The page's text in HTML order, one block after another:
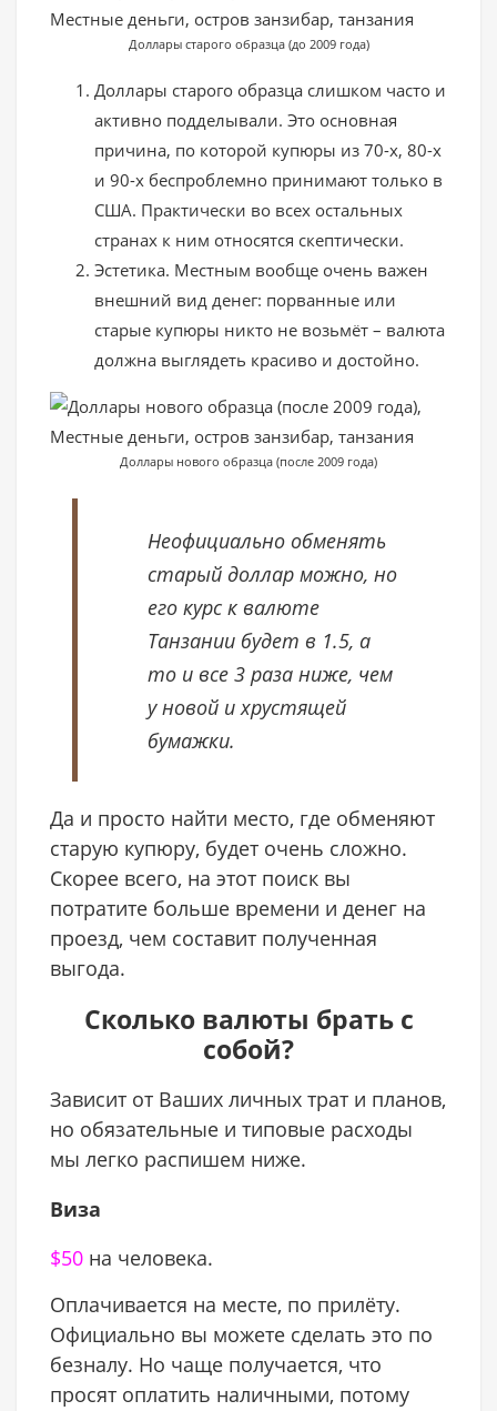
Доллары старого образца (до 2009 года)
Доллары старого образца слишком часто и
активно подделывали. Это основная
причина, по которой купюры из 70-х, 80-х
и 90-х беспроблемно принимают только в
США. Практически во всех остальных
странах к ним относятся скептически.
Эстетика. Местным вообще очень важен
внешний вид денег: порванные или
старые купюры никто не возьмёт – валюта
должна выглядеть красиво и достойно.
Доллары нового образца (после 2009 года)
Неофициально обменять
старый доллар можно, но
его курс к валюте
Танзании будет в 1.5, а
то и все 3 раза ниже, чем
у новой и хрустящей
бумажки.
Да и просто найти место, где обменяют
старую купюру, будет очень сложно.
Cкорее всего, на этот поиск вы
потратите больше времени и денег на
проезд, чем составит полученная
выгода.
Сколько валюты брать с
собой?
Зависит от Ваших личных трат и планов,
но обязательные и типовые расходы
мы легко распишем ниже.
Виза
$50 на человека.
Оплачивается на месте, по прилёту.
Официально вы можете сделать это по
безналу. Но чаще получается, что
просят оплатить наличными, потому